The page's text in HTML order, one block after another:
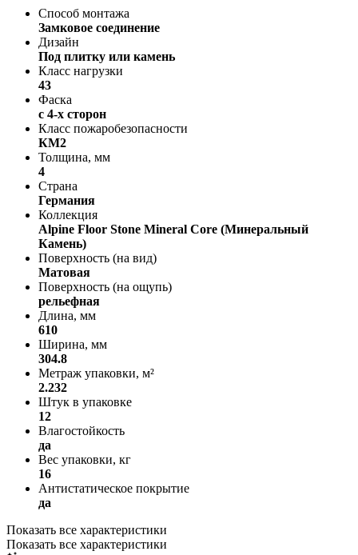
Способ монтажа
Замковое соединение
Дизайн
Под плитку или камень
Класс нагрузки
43
Фаска
с 4-х сторон
Класс пожаробезопасности
КМ2
Толщина, мм
4
Страна
Германия
Коллекция
Alpine Floor Stone Mineral Core (Минеральный
Камень)
Поверхность (на вид)
Матовая
Поверхность (на ощупь)
рельефная
Длина, мм
610
Ширина, мм
304.8
Метраж упаковки, м²
2.232
Штук в упаковке
12
Влагостойкость
да
Вес упаковки, кг
16
Антистатическое покрытие
да
Показать все характеристики
Показать все характеристики